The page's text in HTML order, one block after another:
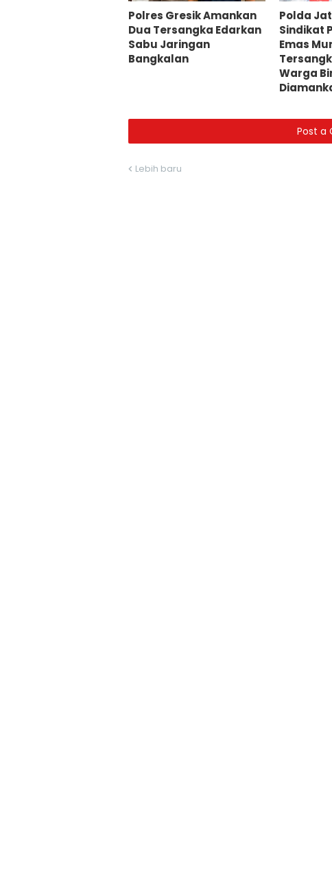
Polres Gresik Amankan
Dua Tersangka Edarkan
Sabu Jaringan
Bangkalan
Polda
Sindikat
Emas
Warga
Post a
Lebih baru